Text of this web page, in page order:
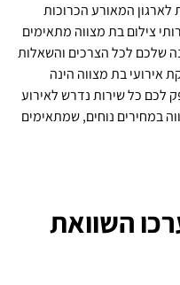
המאורע הכרוכות
צילום בת מצווה מתאימים
שלכם לכל הצרכים והשאלות
בת מצווה הינה
לכם כל שירות נדרש לאירוע
במחירים נוחים, שמתאימים
השוואת